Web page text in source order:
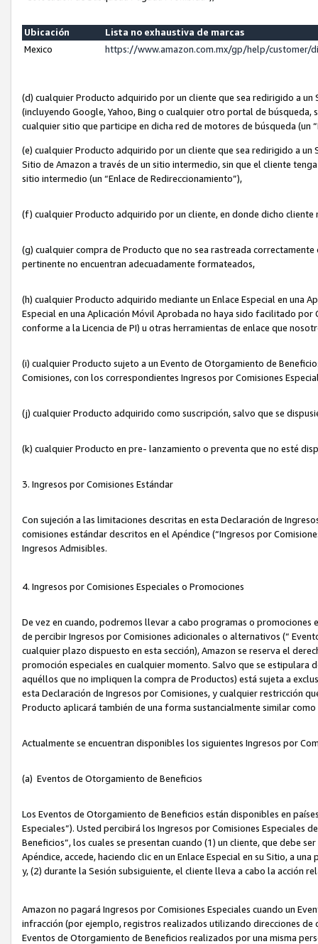
Ubicación
Lista no exhaustiva de marcas
Mexico
https://www.amazon.com.mx/gp/help/customer/
(d) cualquier Producto adquirido por un cliente que sea redirigido a
(incluyendo Google, Yahoo, Bing o cualquier otro portal de
cualquier sitio que participe en dicha red de motores de búsqueda (un
(e) cualquier Producto adquirido por un cliente que sea redirigido a un
Sitio de Amazon a través de un sitio intermedio, sin que el cliente
sitio intermedio (un “Enlace de Redireccionamiento”),
(f) cualquier Producto adquirido por un cliente, en donde dicho
(g) cualquier compra de Producto que no sea rastreada
pertinente no encuentran adecuadamente formateados,
(h) cualquier Producto adquirido mediante un Enlace Especial en una
Especial en una Aplicación Móvil Aprobada no haya sido facilitado
conforme a la Licencia de PI) u otras herramientas de enlace que
(i) cualquier Producto sujeto a un Evento de Otorgamiento de
Comisiones, con los correspondientes Ingresos por Comisiones
(j) cualquier Producto adquirido como suscripción, salvo que se
(k) cualquier Producto en pre- lanzamiento o preventa que no esté
3. Ingresos por Comisiones Estándar
Con sujeción a las limitaciones descritas en esta Declaración de
comisiones estándar descritos en el Apéndice (“Ingresos por
Ingresos Admisibles.
4. Ingresos por Comisiones Especiales o Promociones
De vez en cuando, podremos llevar a cabo programas o
de percibir Ingresos por Comisiones adicionales o alternativos (“
cualquier plazo dispuesto en esta sección), Amazon se reserva el
promoción especiales en cualquier momento. Salvo que se
aquéllos que no impliquen la compra de Productos) está sujeta a
esta Declaración de Ingresos por Comisiones, y cualquier restricción
Producto aplicará también de una forma sustancialmente similar
Actualmente se encuentran disponibles los siguientes Ingresos por
(a) Eventos de Otorgamiento de Beneficios
Los Eventos de Otorgamiento de Beneficios están disponibles en
Especiales”). Usted percibirá los Ingresos por Comisiones Especiales
Beneficios”, los cuales se presentan cuando (1) un cliente, que debe
Apéndice, accede, haciendo clic en un Enlace Especial en su Sitio, a
y, (2) durante la Sesión subsiguiente, el cliente lleva a cabo la acción
Amazon no pagará Ingresos por Comisiones Especiales cuando un
infracción (por ejemplo, registros realizados utilizando direcciones
Eventos de Otorgamiento de Beneficios realizados por una misma